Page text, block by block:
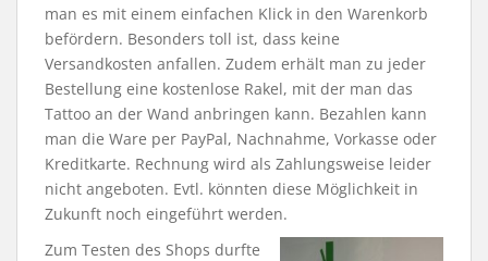
man es mit einem einfachen Klick in den Warenkorb
befördern. Besonders toll ist, dass keine
Versandkosten anfallen. Zudem erhält man zu jeder
Bestellung eine kostenlose Rakel, mit der man das
Tattoo an der Wand anbringen kann. Bezahlen kann
man die Ware per PayPal, Nachnahme, Vorkasse oder
Kreditkarte. Rechnung wird als Zahlungsweise leider
nicht angeboten. Evtl. könnten diese Möglichkeit in
Zukunft noch eingeführt werden.
Zum Testen des Shops durfte